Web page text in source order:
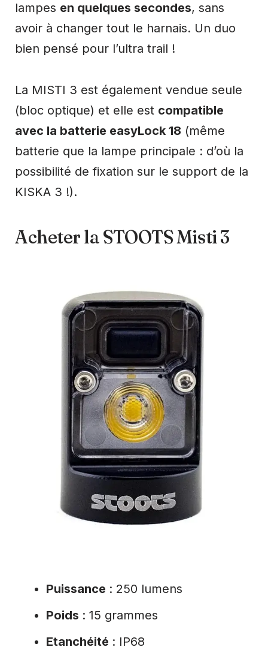
lampes en quelques secondes, sans
avoir à changer tout le harnais. Un duo
bien pensé pour l’ultra trail !
La MISTI 3 est également vendue seule
(bloc optique) et elle est compatible
avec la batterie easyLock 18 (même
batterie que la lampe principale : d’où la
possibilité de fixation sur le support de la
KISKA 3 !).
Acheter la STOOTS Misti 3
Puissance : 250 lumens
Poids : 15 grammes
Etanchéité : IP68